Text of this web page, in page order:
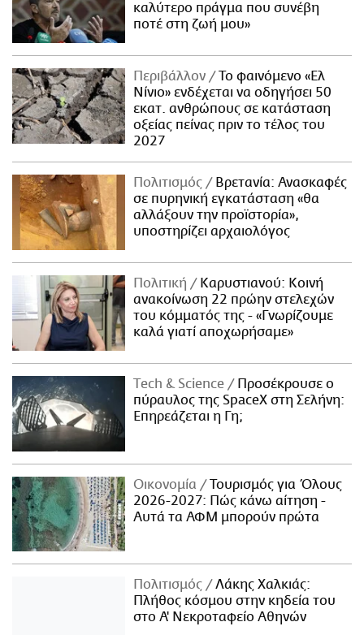
καλύτερο πράγμα που συνέβη
ποτέ στη ζωή μου»
Περιβάλλον
Το φαινόμενο «Ελ
Νίνιο» ενδέχεται να οδηγήσει 50
εκατ. ανθρώπους σε κατάσταση
οξείας πείνας πριν το τέλος του
2027
Πολιτισμός
Βρετανία: Ανασκαφές
σε πυρηνική εγκατάσταση «θα
αλλάξουν την προϊστορία»,
υποστηρίζει αρχαιολόγος
Πολιτική
Καρυστιανού: Κοινή
ανακοίνωση 22 πρώην στελεχών
του κόμματός της - «Γνωρίζουμε
καλά γιατί αποχωρήσαμε»
Τech & Science
Προσέκρουσε ο
πύραυλος της SpaceX στη Σελήνη:
Επηρεάζεται η Γη;
Οικονομία
Τουρισμός για Όλους
2026-2027: Πώς κάνω αίτηση -
Αυτά τα ΑΦΜ μπορούν πρώτα
Πολιτισμός
Λάκης Χαλκιάς:
Πλήθος κόσμου στην κηδεία του
στο Α' Νεκροταφείο Αθηνών